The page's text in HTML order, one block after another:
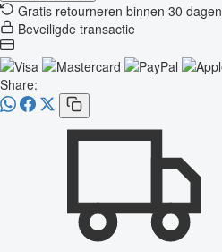
Gratis retourneren binnen 30 dagen
Beveiligde transactie
Share: